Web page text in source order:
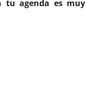
tu agenda es muy